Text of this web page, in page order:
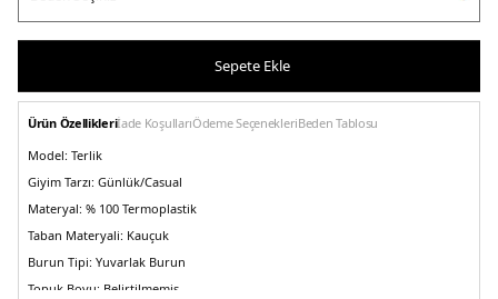
Sepete Ekle
Ürün Özellikleriİade KoşullarıÖdeme SeçenekleriBeden Tablosu
Model: Terlik
Giyim Tarzı: Günlük/Casual
Materyal: % 100 Termoplastik
Taban Materyali: Kauçuk
Burun Tipi: Yuvarlak Burun
Topuk Boyu: Belirtilmemiş